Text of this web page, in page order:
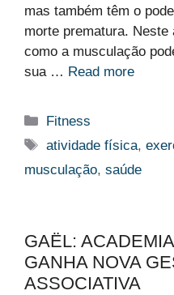
mas também têm o
morte prematura.
como a musculação
sua … Read more
Categorias
Fitness
Etiquetas
atividade física,
musculação, saúde
GAËL:
GANHA NOVA
ASSOCIATIVA